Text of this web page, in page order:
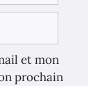
et mon
prochain